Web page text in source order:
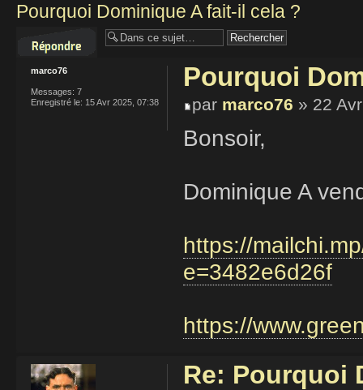
Pourquoi Dominique A fait-il cela ?
Pourquoi
par marco76 » 22
Bonsoir,
Dominique A
https://
e=3482e6d26f
https://
marco76
Messages: 7
Enregistré le: 15 Avr 2025, 07:38
Re: Pourquoi